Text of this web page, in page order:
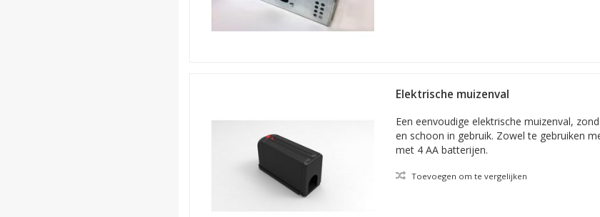
Elektrische muizenval
Een eenvoudige elektrische muizenval,
en schoon in gebruik. Zowel te gebruiken
met 4 AA batterijen.
Toevoegen om te vergelijken